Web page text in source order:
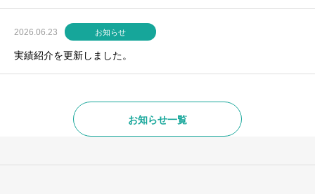
2026.06.23 お知らせ
実績紹介を更新しました。
お知らせ一覧